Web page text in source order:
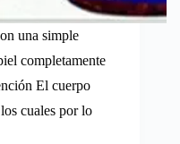
una simple
completamente
El cuerpo
cuales por lo